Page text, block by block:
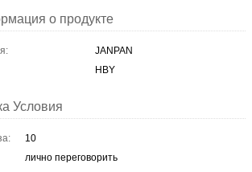
о продукте
JANPAN
HBY
Условия
10
лично переговорить